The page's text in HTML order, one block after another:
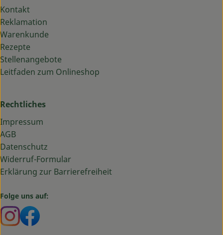
Kontakt
Reklamation
Warenkunde
Rezepte
Stellenangebote
Leitfaden zum Onlineshop
Rechtliches
Impressum
AGB
Datenschutz
Widerruf-Formular
Erklärung zur Barrierefreiheit
Folge uns auf:
Externer Link zu https://www.instagram.com/
Externer Link zu https://www.facebook.com/